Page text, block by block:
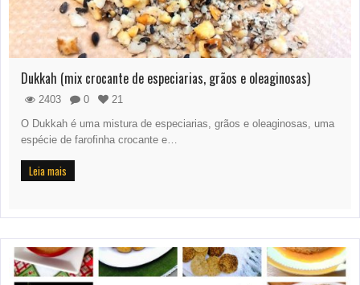
Dukkah (mix crocante de especiarias, grãos e oleaginosas)
2403 0
21
O Dukkah é uma mistura de especiarias, grãos e oleaginosas, uma
espécie de farofinha crocante e…
Leia mais